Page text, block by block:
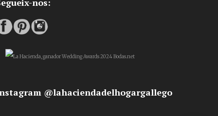
nos:
@lahaciendadelhogargallego